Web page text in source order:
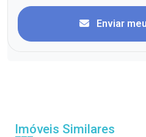
Enviar
Imóveis Similares